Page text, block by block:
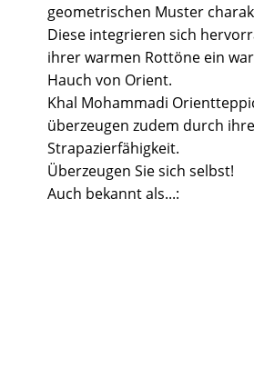
geometrischen Muster
Diese integrieren sich
ihrer warmen Rottöne ein
Hauch von Orient.
Khal Mohammadi
überzeugen zudem durch
Strapazierfähigkeit.
Überzeugen Sie sich selbst!
Auch bekannt als...: